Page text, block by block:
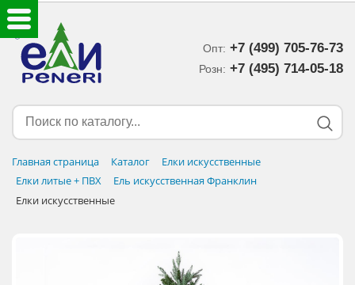
Опт: +7 (499) 705-76-73
Розн: +7 (495) 714-05-18‬
Главная страница Каталог
Елки искусственные
Елки литые + ПВХ
Ель искусственная Франклин
Елки искусственные
ЕЛКИ ИСКУССТВЕННЫЕ
ЕЛОЧНЫЕ УКРАШЕНИЯ
НОВОГОДНИЙ ДЕКОР